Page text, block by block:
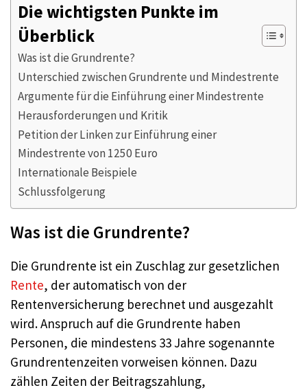
Die wichtigsten Punkte im
Überblick
Was ist die Grundrente?
Unterschied zwischen Grundrente und Mindestrente
Argumente für die Einführung einer Mindestrente
Herausforderungen und Kritik
Petition der Linken zur Einführung einer
Mindestrente von 1250 Euro
Internationale Beispiele
Schlussfolgerung
Was ist die Grundrente?
Die Grundrente ist ein Zuschlag zur gesetzlichen
Rente, der automatisch von der
Rentenversicherung berechnet und ausgezahlt
wird. Anspruch auf die Grundrente haben
Personen, die mindestens 33 Jahre sogenannte
Grundrentenzeiten vorweisen können. Dazu
zählen Zeiten der Beitragszahlung,